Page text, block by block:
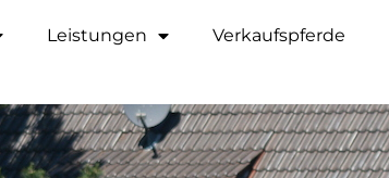
Leistungen Verkaufspferde